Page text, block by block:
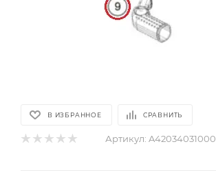
В ИЗБРАННОЕ СРАВНИТЬ
Артикул: A42034031000